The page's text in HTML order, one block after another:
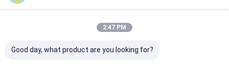
2:47 PM
Good day, what product are you looking for?